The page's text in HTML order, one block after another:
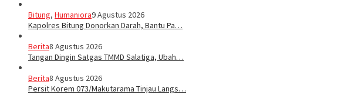
Bitung, Humaniora9 Agustus 2026
Kapolres Bitung Donorkan Darah, Bantu Pa…
Berita8 Agustus 2026
Tangan Dingin Satgas TMMD Salatiga, Ubah…
Berita8 Agustus 2026
Persit Korem 073/Makutarama Tinjau Langs…